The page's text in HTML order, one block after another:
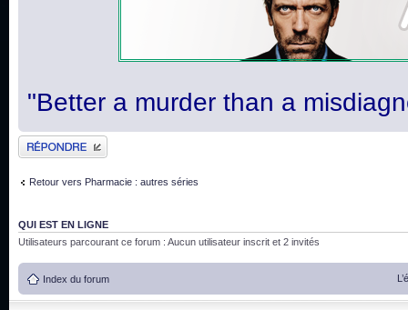
"Better a murder than a
Publier une réponse
Retour vers Pharmacie : autres séries
QUI EST EN LIGNE
Utilisateurs parcourant ce forum : Aucun utilisateur inscrit et 2 invités
Index du forum